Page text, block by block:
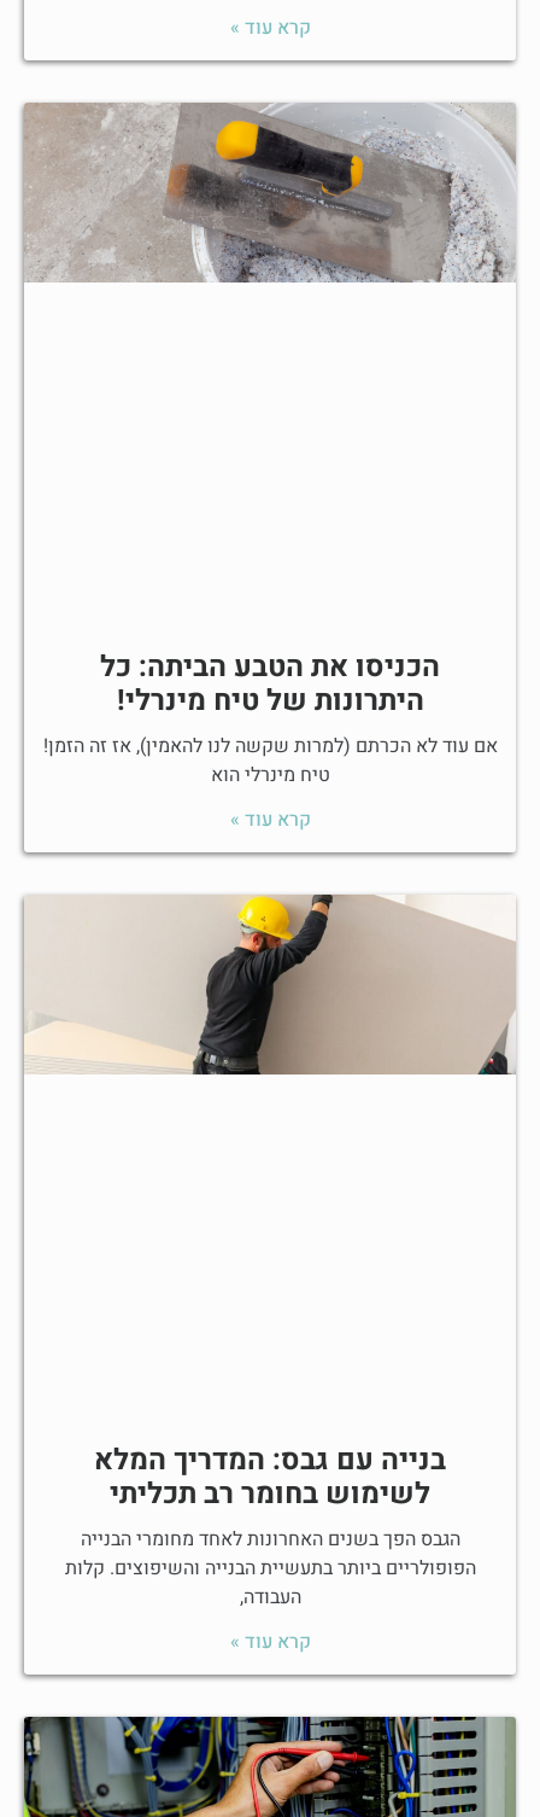
קרא עוד »
הכניסו את הטבע הביתה: כל
היתרונות של טיח מינרלי!
אם עוד לא הכרתם (למרות שקשה לנו להאמין), אז זה הזמן!
טיח מינרלי הוא
קרא עוד »
בנייה עם גבס: המדריך המלא
לשימוש בחומר רב תכליתי
הגבס הפך בשנים האחרונות לאחד מחומרי הבנייה
הפופולריים ביותר בתעשיית הבנייה והשיפוצים. קלות
העבודה,
קרא עוד »